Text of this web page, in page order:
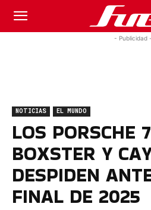
Fuel
Magazine
- Publicidad -
NOTICIAS EL MUNDO
LOS PORSCHE
BOXSTER Y
DESPIDEN
FINAL DE 2025